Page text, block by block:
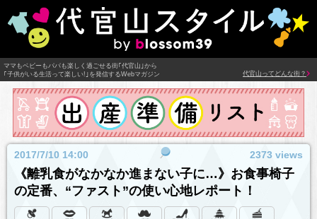
ママもベビーもパパも楽しく過ごせる街｢代官山｣から
｢子供がいる生活って楽しい!｣を発信するWebマガジン
代官山ってどんな街？
2017/7/10 14:00 2373 views
《離乳食がなかなか進まない子に…》お食事椅子
の定番、“ファスト”の使い心地レポート！